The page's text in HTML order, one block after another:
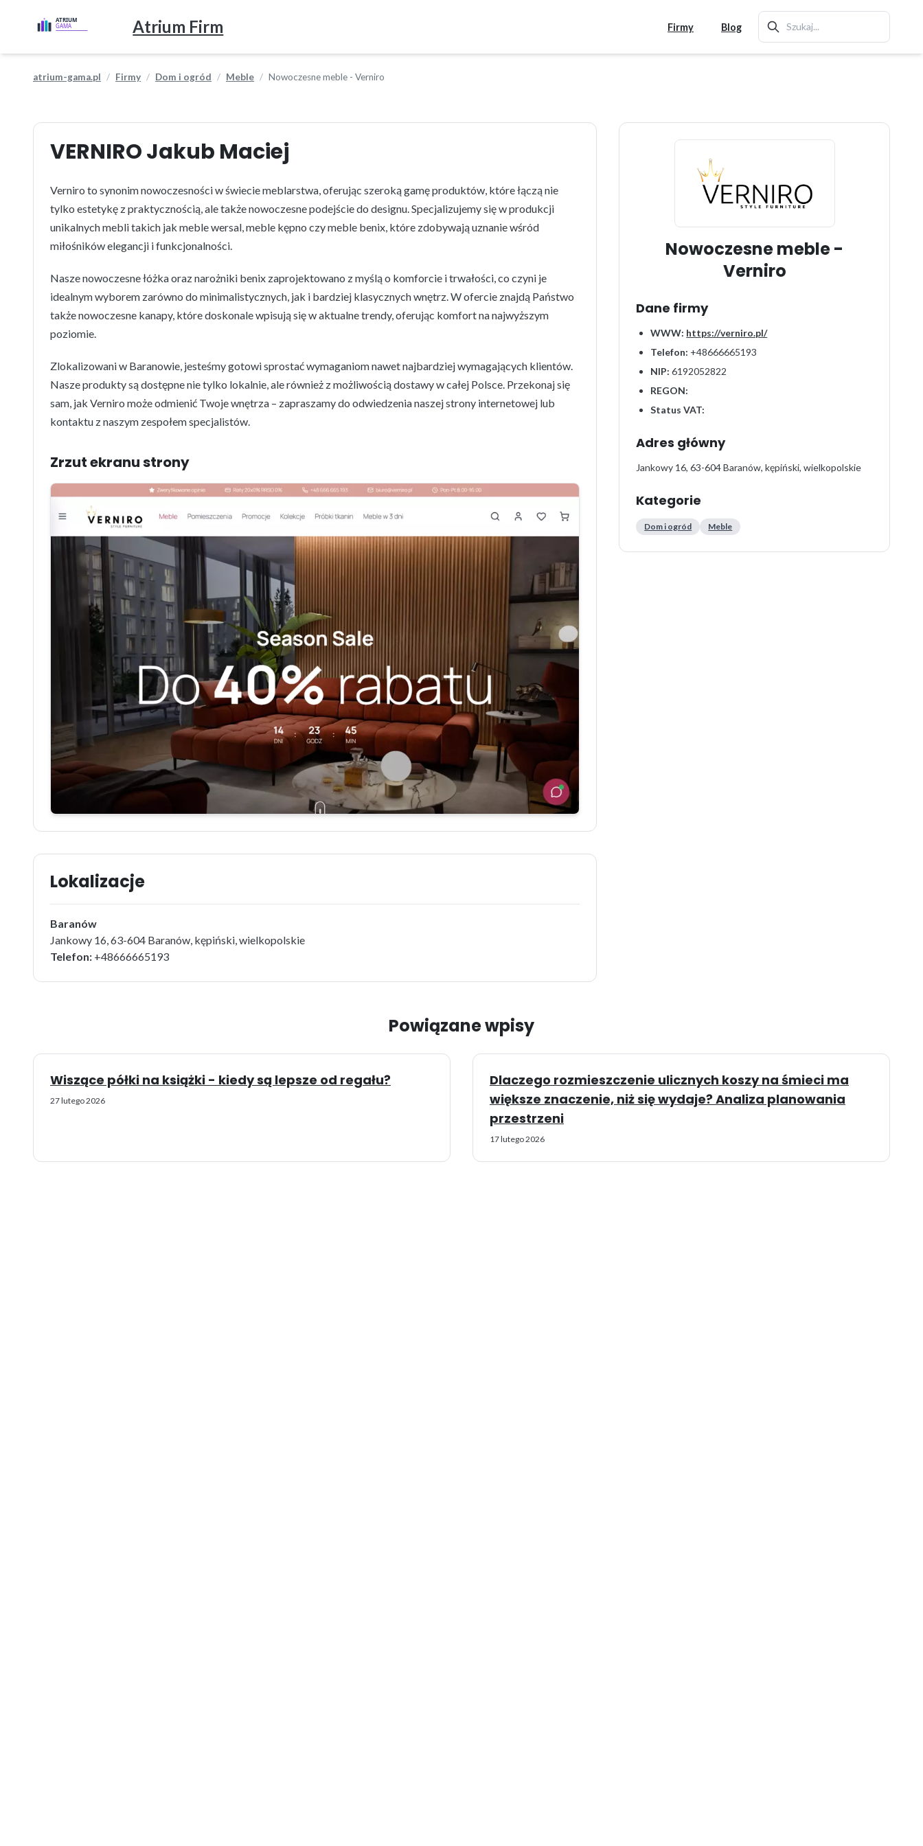
Atrium Firm Firmy Blog
atrium-gama.pl Firmy Dom i ogród Meble Nowoczesne meble - Verniro
VERNIRO Jakub Maciej
Verniro to synonim nowoczesności w świecie meblarstwa, oferując szeroką gamę produktów, które łączą nie
tylko estetykę z praktycznością, ale także nowoczesne podejście do designu. Specjalizujemy się w produkcji
unikalnych mebli takich jak meble wersal, meble kępno czy meble benix, które zdobywają uznanie wśród
miłośników elegancji i funkcjonalności.
Nasze nowoczesne łóżka oraz narożniki benix zaprojektowano z myślą o komforcie i trwałości, co czyni je
idealnym wyborem zarówno do minimalistycznych, jak i bardziej klasycznych wnętrz. W ofercie znajdą Państwo
także nowoczesne kanapy, które doskonale wpisują się w aktualne trendy, oferując komfort na najwyższym
poziomie.
Zlokalizowani w Baranowie, jesteśmy gotowi sprostać wymaganiom nawet najbardziej wymagających klientów.
Nasze produkty są dostępne nie tylko lokalnie, ale również z możliwością dostawy w całej Polsce. Przekonaj się
sam, jak Verniro może odmienić Twoje wnętrza – zapraszamy do odwiedzenia naszej strony internetowej lub
kontaktu z naszym zespołem specjalistów.
Zrzut ekranu strony
Lokalizacje
Baranów
Jankowy 16, 63-604 Baranów, kępiński, wielkopolskie
Telefon: +48666665193
Nowoczesne meble -
Verniro
Dane firmy
WWW: https://verniro.pl/
Telefon: +48666665193
NIP: 6192052822
REGON:
Status VAT:
Adres główny
Jankowy 16, 63-604 Baranów, kępiński, wielkopolskie
Kategorie
Dom i ogród Meble
Powiązane wpisy
Wiszące półki na książki - kiedy są lepsze od regału?
27 lutego 2026
Dlaczego rozmieszczenie ulicznych koszy na śmieci ma
większe znaczenie, niż się wydaje? Analiza planowania
przestrzeni
17 lutego 2026